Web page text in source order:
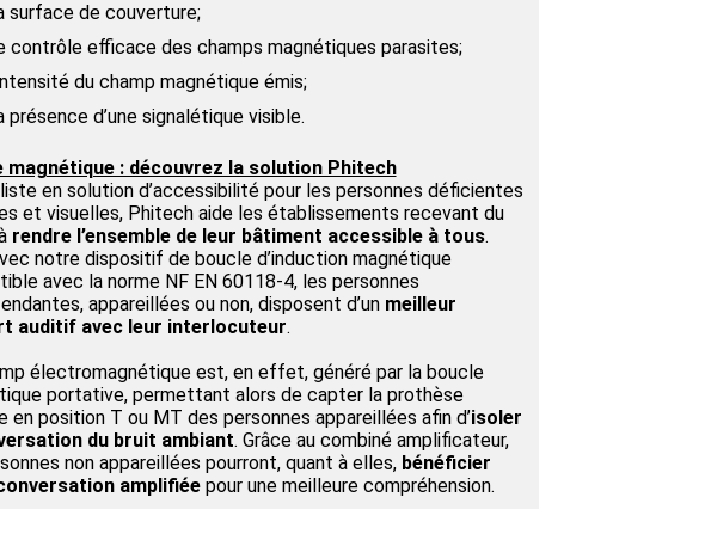
surface de couverture;
contrôle efficace des champs magnétiques parasites;
du champ magnétique émis;
présence d’une signalétique visible.
magnétique : découvrez la solution Phitech
en solution d’accessibilité pour les personnes déficientes
et visuelles, Phitech aide les établissements recevant du
rendre l’ensemble de leur bâtiment accessible à tous.
notre dispositif de boucle d’induction magnétique
avec la norme NF EN 60118-4, les personnes
appareillées ou non, disposent d’un meilleur
auditif avec leur interlocuteur.
électromagnétique est, en effet, généré par la boucle
portative, permettant alors de capter la prothèse
en position T ou MT des personnes appareillées afin d’isoler
du bruit ambiant. Grâce au combiné amplificateur,
non appareillées pourront, quant à elles, bénéficier
amplifiéepour une meilleure compréhension.